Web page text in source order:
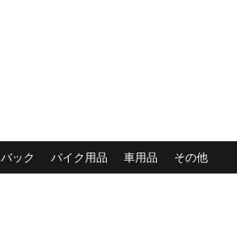
バック バイク用品 車用品 その他